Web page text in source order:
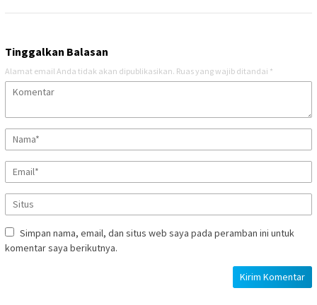
Tinggalkan Balasan
Alamat email Anda tidak akan dipublikasikan. Ruas yang wajib ditandai *
Simpan nama, email, dan situs web saya pada peramban ini untuk
komentar saya berikutnya.